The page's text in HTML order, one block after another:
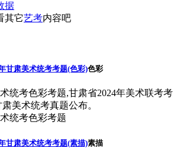
据
其它艺考内容吧
甘肃美术统考考题(色彩)色彩
统考色彩考题,甘肃省2024年美术联考考
美术统考真题公布。
甘肃美术统考考题(素描)素描